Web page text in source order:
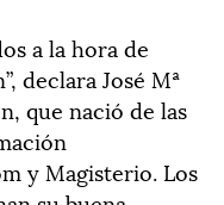
a la hora de
declara José Mª
que nació de las
y Magisterio. Los